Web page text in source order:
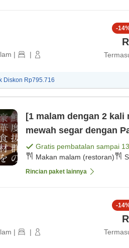
| |
-14
Diskon Rp795.716
[1 malam dengan 2 kali
mewah segar dengan
Gratis pembatalan sampai
Makan malam (restoran)
Rincian paket lainnya
| |
-14